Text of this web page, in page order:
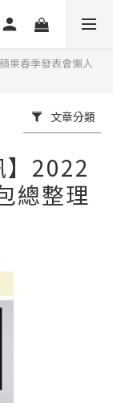
果春季發表會懶人
文章分類
】2022
總整理